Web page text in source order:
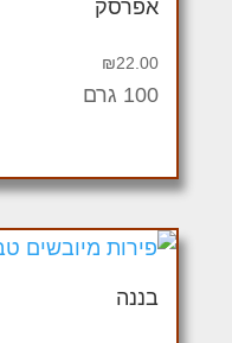
אפרסק
₪22.00
100 גרם
בננה